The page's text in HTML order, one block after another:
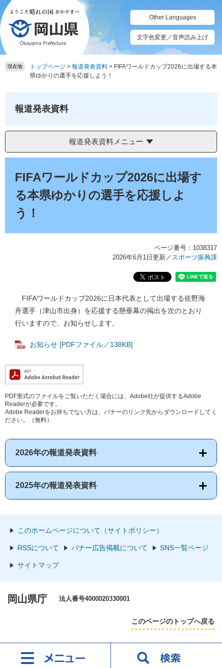
ペ
ー
ジ
の
先
頭
メ
ニ
ュ
ー
を
飛
Other Languages
文字色変更／音声読み上げ
現在地 トップページ > 報道発表資料 > FIFAワールドカップ2026に出場する本
県ゆかりの選手を応援しよう！
報道発表資料
報道発表資料メニュー
FIFAワールドカップ2026に出場す
る本県ゆかりの選手を応援しよ
う！
ページ番号：1038317
2026年6月1日更新／ スポーツ振興課
FIFAワールドカップ2026に日本代表として出場する佐野海
舟選手（津山市出身）を応援する懸垂幕の掲出を次のとおり
行いますので、お知らせします。
お知らせ [PDFファイル／138KB]
PDF形式のファイルをご覧いただく場合には、Adobe社が提供するAdobe
Readerが必要です。
Adobe Readerをお持ちでない方は、バナーのリンク先からダウンロードしてく
ださい。（無料）
2026年の報道発表資料
2025年の報道発表資料
このホームページについて（サイトポリシー）
RSSについて バナー広告掲載について SNS一覧ページ
サイトマップ
岡山県庁 法人番号4000020330001
このページのトップへ戻る